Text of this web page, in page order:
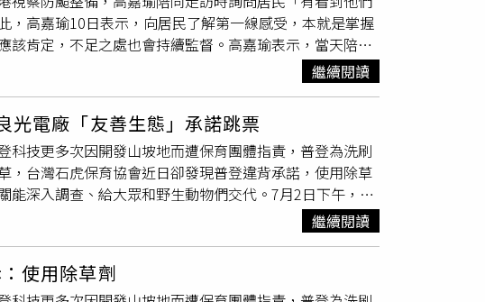
蔗蝗」再次找上門，可以在窗邊或出入口噴灑天然驅蟲噴
異歧蔗蝗」只是短暫的過客，生命週期很短，隨著天氣
件3020件，較去年2436件增加約24%，警方強調，將持
入社會。
高嘉瑜10日表示，向居民了解第一線感受，本就是掌握
肯定，不足之處也會持續監督。高嘉瑜表示，當天陪同
汛整備是否落實，因此詢問居民是否有看到清水溝，是
防災工作的重要依據。她指出，625豪雨後，不少內湖、
也有人表示是在淹水之後，才看到相關單位加強清淤作
涉及短延時強降雨、排水系統、抽水站運作、側溝維護
調，希望巴威颱風來臨前，該完成的清淤、抽水站巡檢
生淹水，而不是政治攻防。
繼續閱讀
電廠「友善生態」承諾跳票
技更多次因開發山坡地而遭保育團體指責，普登為洗刷
台灣石虎保育協會近日卻發現普登違背承諾，使用除草
能深入調查、給大眾和野生動物們交代。7月2日下午，記
人工方式移除場內
，但與盛夏時期該有的鮮綠不
為則更像是在消除普登犯法的證據。據了解，北勢窩光電
撻伐，普登則架設紅外線自動相機監測當地動物狀況，石
石虎出沒，業者將其視為「共存共榮」象徵，並強調落
繼續閱讀
使用除草劑